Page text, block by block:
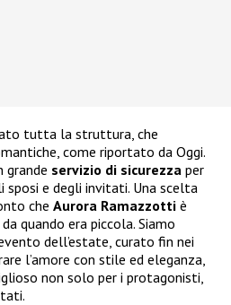
tutta la struttura, che
come riportato da Oggi.
grande servizio di sicurezza per
sposi e degli invitati. Una scelta
che Aurora Ramazzotti è
quando era piccola. Siamo
dell’estate, curato fin nei
l’amore con stile ed eleganza,
non solo per i protagonisti,